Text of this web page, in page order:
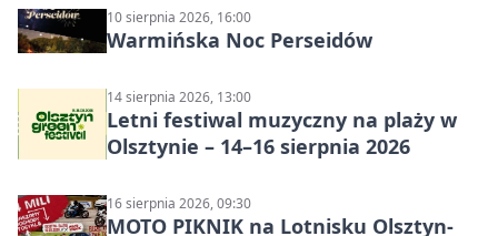
10 sierpnia 2026, 16:00
Warmińska Noc Perseidów
14 sierpnia 2026, 13:00
Letni festiwal muzyczny na plaży w
Olsztynie – 14–16 sierpnia 2026
16 sierpnia 2026, 09:30
MOTO PIKNIK na Lotnisku Olsztyn-